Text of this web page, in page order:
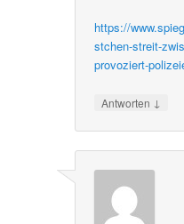
https://
stchen-streit-
provoziert-
Antworten ↓